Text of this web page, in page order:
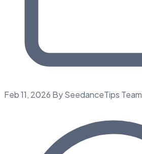
Feb 11, 2026 By SeedanceTips Team